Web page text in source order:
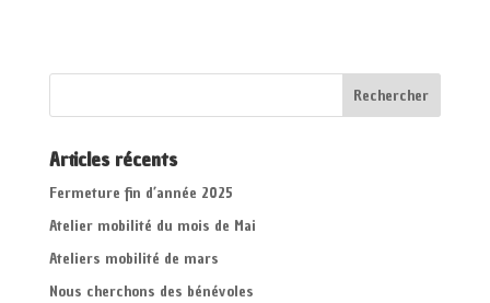
Articles récents
Fermeture fin d’année 2025
Atelier mobilité du mois de Mai
Ateliers mobilité de mars
Nous cherchons des bénévoles